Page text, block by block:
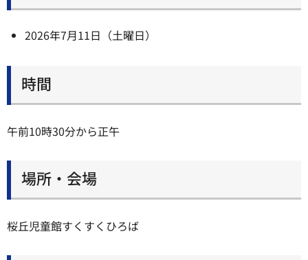
2026年7月11日（土曜日）
時間
午前10時30分から正午
場所・会場
桜丘児童館すくすくひろば